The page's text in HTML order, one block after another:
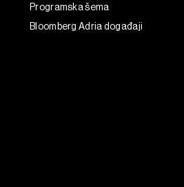
Programska šema
Bloomberg Adria događaji